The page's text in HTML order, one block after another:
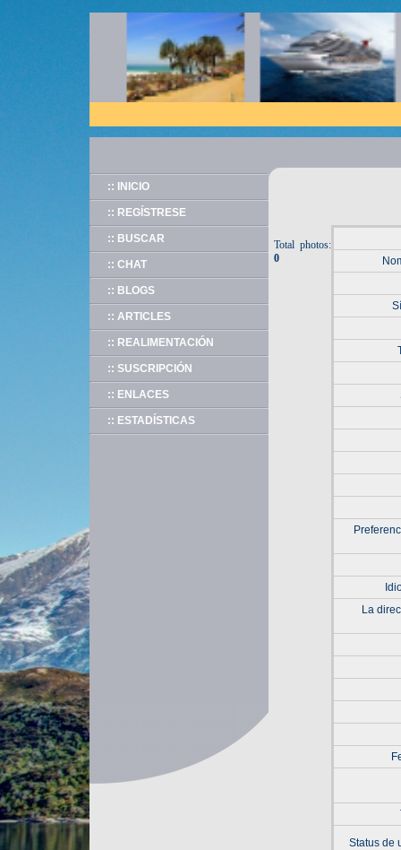
:: INICIO
:: REGÍSTRESE
:: BUSCAR
:: CHAT
:: BLOGS
:: ARTICLES
:: REALIMENTACIÓN
:: SUSCRIPCIÓN
:: ENLACES
:: ESTADÍSTICAS
Total photos:
0
La
Status de